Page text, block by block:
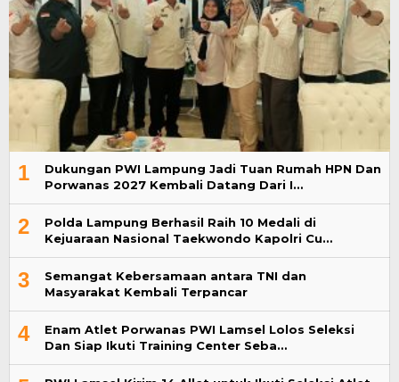
1
Dukungan PWI Lampung Jadi Tuan Rumah HPN Dan
Porwanas 2027 Kembali Datang Dari I…
2
Polda Lampung Berhasil Raih 10 Medali di
Kejuaraan Nasional Taekwondo Kapolri Cu…
3
Semangat Kebersamaan antara TNI dan
Masyarakat Kembali Terpancar
4
Enam Atlet Porwanas PWI Lamsel Lolos Seleksi
Dan Siap Ikuti Training Center Seba…